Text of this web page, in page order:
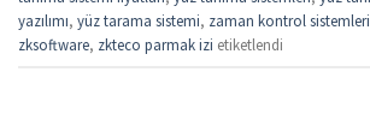
yazılımı, yüz tarama sistemi, zaman kontrol sistemleri
zksoftware, zkteco parmak izi etiketlendi